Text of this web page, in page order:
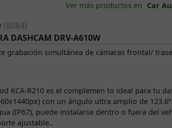
Ver más productos en Car
(8084)
DASHCAM DRV-A610W
grabación simultánea de cámaras frontal/
KCA-R210 es el complemen to ideal para tu
con un ángulo ultra amplio de
(IP67), puede instalarse dentro o fuera del
ajustable..